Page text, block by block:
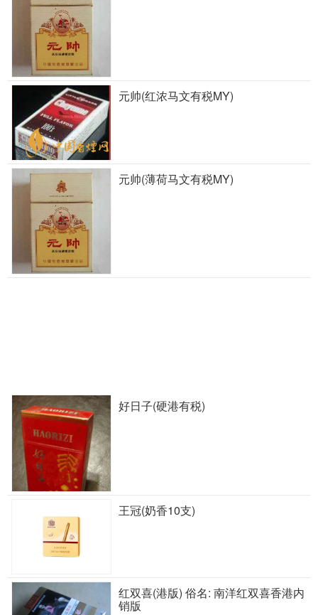
元帅(红浓马文有税MY)
元帅(薄荷马文有税MY)
好日子(硬港有税)
王冠(奶香10支)
红双喜(港版) 俗名: 南洋红双喜香港内
销版